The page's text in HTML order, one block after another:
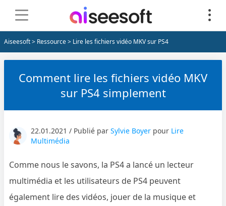
Aiseesoft> Ressource> Lire les fichiers vidéo MKV sur PS4
Comment lire les fichiers vidéo MKV
sur PS4 simplement
22.01.2021 / Publié parSylvie Boyer pour Lire
Multimédia
Comme nous le savons, la PS4 a lancé un lecteur
multimédia et les utilisateurs de PS4 peuvent
également lire des vidéos, jouer de la musique et